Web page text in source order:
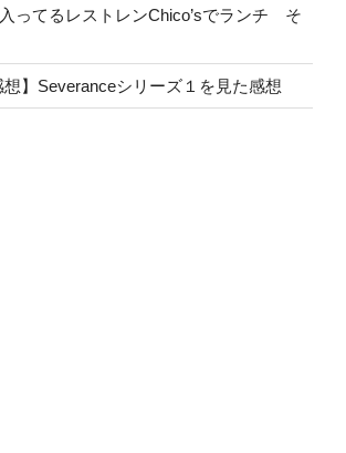
ってるレストレンChico’sでランチ そ
想】Severanceシリーズ１を見た感想